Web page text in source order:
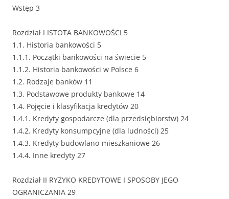
Wstęp 3
Rozdział I ISTOTA BANKOWOŚCI 5
1.1. Historia bankowości 5
1.1.1. Początki bankowości na świecie 5
1.1.2. Historia bankowości w Polsce 6
1.2. Rodzaje banków 11
1.3. Podstawowe produkty bankowe 14
1.4. Pojęcie i klasyfikacja kredytów 20
1.4.1. Kredyty gospodarcze (dla przedsiębiorstw) 24
1.4.2. Kredyty konsumpcyjne (dla ludności) 25
1.4.3. Kredyty budowlano-mieszkaniowe 26
1.4.4. Inne kredyty 27
Rozdział II RYZYKO KREDYTOWE I SPOSOBY JEGO
OGRANICZANIA 29